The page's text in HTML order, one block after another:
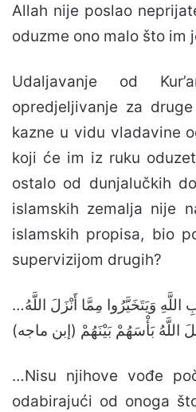
Allah nije poslao
oduzme ono malo što im
Udaljavanje od
opredjeljivanje za
kazne u vidu vladavine
koji će im iz ruku
ostalo od dunjalučkih
islamskih zemalja nije
islamskih propisa, bio
supervizijom drugih?
…وَمَا لَمْ تَحْكُمْ أَئِمَّتُهُمْ بِكِتَابِ اللَّهِ وَيَتَخَيَّرُوا مِمَّا أَنْزَلَ اللَّهُ
اللَّهُ بَأْسَهُمْ بَيْنَهُمْ (إبن ماجه)
…Nisu njihove vođe
odabirajući od onoga